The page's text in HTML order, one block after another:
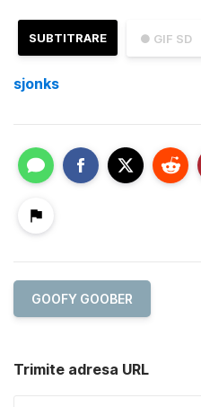
● GIF SD
SUBTITRARE
sjonks
GOOFY GOOBER
Trimite adresa URL